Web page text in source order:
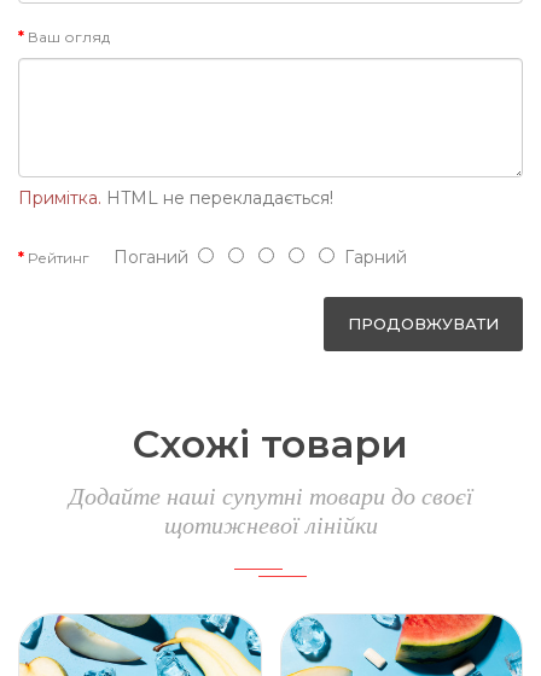
Ваш огляд
Примітка. HTML не перекладається!
Рейтинг Поганий Гарний
ПРОДОВЖУВАТИ
Схожі товари
Додайте наші супутні товари до своєї
щотижневої лінійки